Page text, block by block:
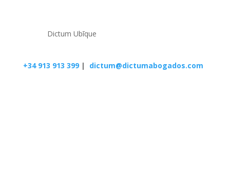
Dictum Ubīque
+34 913 913 399| dictum@dictumabogados.com